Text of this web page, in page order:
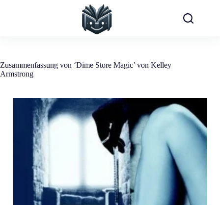
Zusammenfassung von ‘Dime Store Magic’ von Kelley
Armstrong